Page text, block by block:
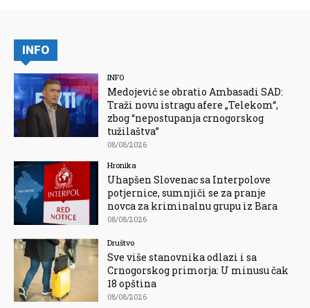
INFO
INFO
Medojević se obratio Ambasadi SAD:
Traži novu istragu afere „Telekom“,
zbog “nepostupanja crnogorskog
tužilaštva”
08/08/2026
Hronika
Uhapšen Slovenac sa Interpolove
potjernice, sumnjiči se za pranje
novca za kriminalnu grupu iz Bara
08/08/2026
Društvo
Sve više stanovnika odlazi i sa
Crnogorskog primorja: U minusu čak
18 opština
08/08/2026